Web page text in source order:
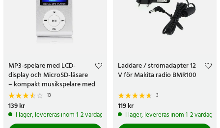
MP3-spelare med LCD-
display och MicroSD-läsare
– kompakt musikspelare med
clips och laddningsbart batteri
13
Pris:139 kr
139 kr
I lager, levereras inom 1-2 vardagar
Laddare / strömadapter 12
V för Makita radio BMR100
3
Pris:119 kr
119 kr
I lager, levereras inom 1-2 vardagar